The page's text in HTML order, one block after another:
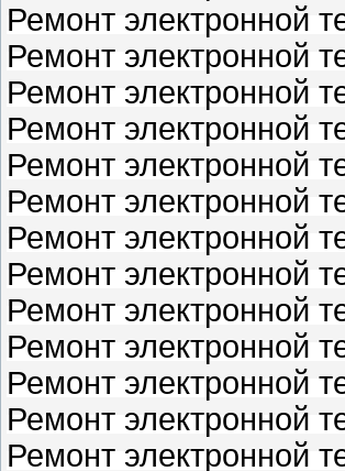
Ремонт электронной
Ремонт электронной
Ремонт электронной
Ремонт электронной
Ремонт электронной
Ремонт электронной
Ремонт электронной
Ремонт электронной
Ремонт электронной
Ремонт электронной
Ремонт электронной
Ремонт электронной
Ремонт электронной